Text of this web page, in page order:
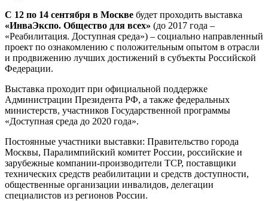
С 12 по 14 сентября в Москве будет проходить выставка
«ИнваЭкспо. Общество для всех» (до 2017 года –
«Реабилитация. Доступная среда») – социально направленный
проект по ознакомлению с положительным опытом в отрасли
и продвижению лучших достижений в субъекты Российской
Федерации.
Выставка проходит при официальной поддержке
Администрации Президента РФ, а также федеральных
министерств, участников Государственной программы
«Доступная среда до 2020 года».
Постоянные участники выставки: Правительство города
Москвы, Паралимпийский комитет России, российские и
зарубежные компании-производители ТСР, поставщики
технических средств реабилитации и средств доступности,
общественные организации инвалидов, делегации
специалистов из регионов России.